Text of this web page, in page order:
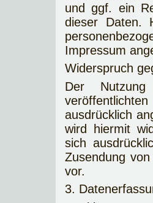
und ggf. ein
dieser Daten.
Impressum
Widerspruch
Der
ausdrücklich
wird hiermit
sich
Zusendung
vor.
3.